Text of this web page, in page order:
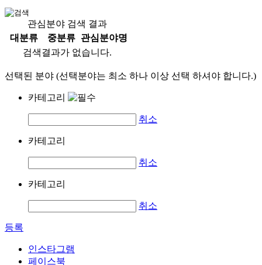
관심분야 검색 결과
대분류
중분류
관심분야명
검색결과가 없습니다.
선택된 분야 (선택분야는 최소 하나 이상 선택 하셔야 합니다.)
카테고리
취소
카테고리
취소
카테고리
취소
등록
인스타그램
페이스북